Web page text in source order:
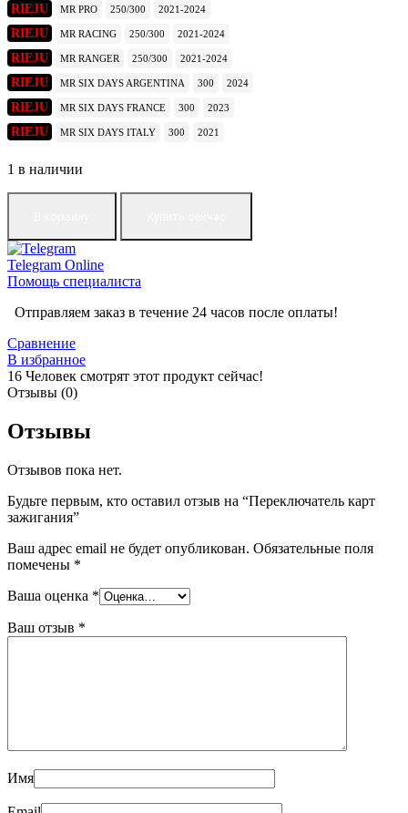
RIEJU MR PRO 250/300 2021-2024
RIEJU MR RACING 250/300 2021-2024
RIEJU MR RANGER 250/300 2021-2024
RIEJU MR SIX DAYS ARGENTINA 300 2024
RIEJU MR SIX DAYS FRANCE 300 2023
RIEJU MR SIX DAYS ITALY 300 2021
1 в наличии
Telegram Online
Помощь специалиста
Отправляем заказ в течение 24 часов после оплаты!
Сравнение
В избранное
16 Человек смотрят этот продукт сейчас!
Отзывы (0)
Отзывы
Отзывов пока нет.
Будьте первым, кто оставил отзыв на “Переключатель карт
зажигания”
Ваш адрес email не будет опубликован. Обязательные поля
помечены *
Ваша оценка *
Ваш отзыв *
Имя